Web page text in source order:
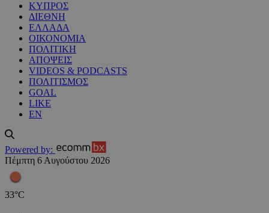
ΚΥΠΡΟΣ
ΔΙΕΘΝΗ
ΕΛΛΑΔΑ
ΟΙΚΟΝΟΜΙΑ
ΠΟΛΙΤΙΚΗ
ΑΠΟΨΕΙΣ
VIDEOS & PODCASTS
ΠΟΛΙΤΙΣΜΟΣ
GOAL
LIKE
EN
Powered by:
Πέμπτη 6 Αυγούστου 2026
33°C